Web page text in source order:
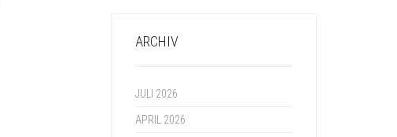
ARCHIV
JULI 2026
APRIL 2026